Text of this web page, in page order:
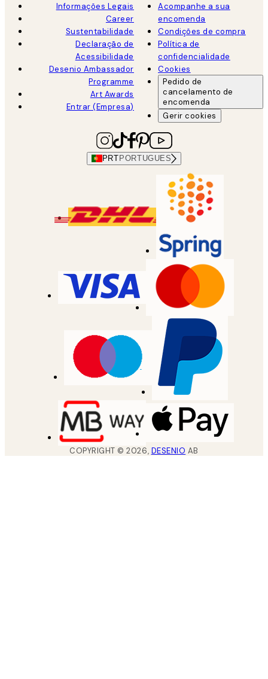
Informações Legais
Career
Sustentabilidade
Declaração de
Acessibilidade
Desenio Ambassador
Programme
Art Awards
Entrar (Empresa)
Acompanhe a sua
encomenda
Condições de compra
Política de
confidencialidade
Cookies
Pedido de
cancelamento de
encomenda
Gerir cookies
PRT PORTUGUES
COPYRIGHT ©2026, DESENIO AB